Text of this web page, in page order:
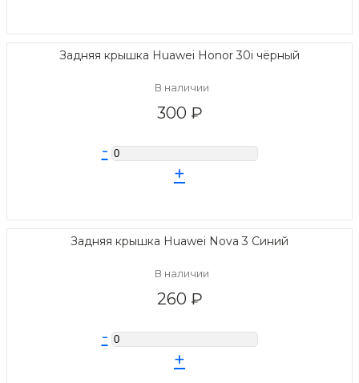
Задняя крышка Huawei Honor 30i чёрный
В наличии
300 ₽
-
+
Задняя крышка Huawei Nova 3 Синий
В наличии
260 ₽
-
+